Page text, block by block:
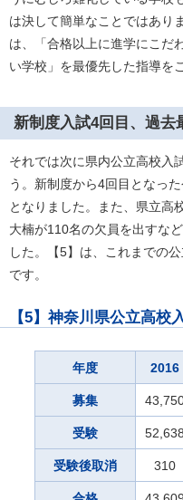
は決して簡単なことではあり
は、「合格以上に進学にこだ
い学校」を最優先した指導を
新制度入試4回目、過去
それでは次に県内公立高校入
う。新制度から4回目となっ
となりました。また、県立高
大楠が110名の欠員を出すな
した。【5】は、これまでの
です。
【5】神奈川県公立高校
年度 2016
募集
受験 52,638
受験後取消 310